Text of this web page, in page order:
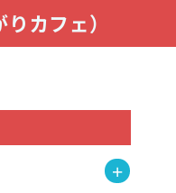
カフェ）